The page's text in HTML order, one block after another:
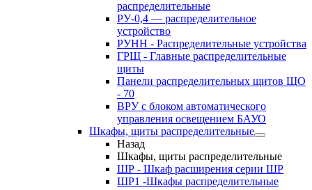
распределительные
РУ-0,4 — распределительное
устройство
РУНН - Распределительные устройства
ГРЩ - Главные распределительные
щиты
Панели распределительных щитов ЩО
- 70
ВРУ с блоком автоматического
управления освещением БАУО
Шкафы, щиты распределительные
Назад
Шкафы, щиты распределительные
ШР - Шкаф расширения серии ШР
ШР1 -Шкафы распределительные